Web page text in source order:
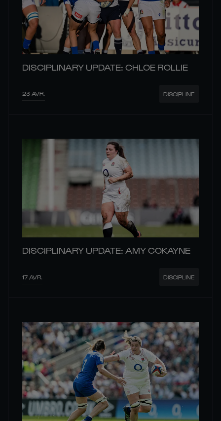
DISCIPLINARY UPDATE: CHLOE ROLLIE
23 AVR. DISCIPLINE
DISCIPLINARY UPDATE: AMY COKAYNE
17 AVR. DISCIPLINE